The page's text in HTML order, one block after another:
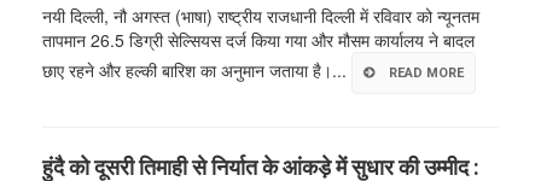
नयी दिल्ली, नौ अगस्त (भाषा) राष्ट्रीय राजधानी दिल्ली में रविवार को न्यूनतम
तापमान 26.5 डिग्री सेल्सियस दर्ज किया गया और मौसम कार्यालय ने बादल
छाए रहने और हल्की बारिश का अनुमान जताया है।...
READ MORE
हुंदै को दूसरी तिमाही से निर्यात के आंकड़े में सुधार की उम्मीद :